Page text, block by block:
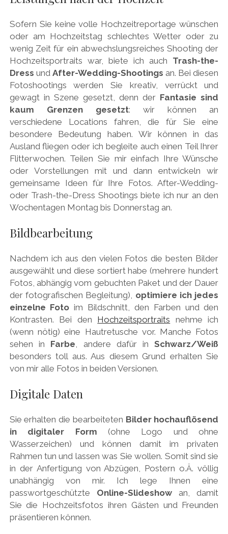
Sofern Sie keine volle Hochzeitreportage wünschen
oder am Hochzeitstag schlechtes Wetter oder zu
wenig Zeit für ein abwechslungsreiches Shooting der
Hochzeitsportraits war, biete ich auch Trash-the-
Dress und After-Wedding-Shootings an. Bei diesen
Fotoshootings werden Sie kreativ, verrückt und
gewagt in Szene gesetzt, denn der Fantasie sind
kaum Grenzen gesetzt: wir können an
verschiedene Locations fahren, die für Sie eine
besondere Bedeutung haben. Wir können in das
Ausland fliegen oder ich begleite auch einen Teil Ihrer
Flitterwochen. Teilen Sie mir einfach Ihre Wünsche
oder Vorstellungen mit und dann entwickeln wir
gemeinsame Ideen für Ihre Fotos. After-Wedding-
oder Trash-the-Dress Shootings biete ich nur an den
Wochentagen Montag bis Donnerstag an.
Bildbearbeitung
Nachdem ich aus den vielen Fotos die besten Bilder
ausgewählt und diese sortiert habe (mehrere hundert
Fotos, abhängig vom gebuchten Paket und der Dauer
der fotografischen Begleitung), optimiere ich jedes
einzelne Foto im Bildschnitt, den Farben und den
Kontrasten. Bei den Hochzeitsportraits nehme ich
(wenn nötig) eine Hautretusche vor. Manche Fotos
sehen in Farbe, andere dafür inSchwarz/Weiß
besonders toll aus. Aus diesem Grund erhalten Sie
von mir alle Fotos in beiden Versionen.
Digitale Daten
Sie erhalten die bearbeiteten Bilder hochauflösend
in digitaler Form (ohne Logo und ohne
Wasserzeichen) und können damit im privaten
Rahmen tun und lassen was Sie wollen. Somit sind sie
in der Anfertigung von Abzügen, Postern o.Ä. völlig
unabhängig von mir. Ich lege Ihnen eine
passwortgeschützte Online-Slideshowan, damit
Sie die Hochzeitsfotos ihren Gästen und Freunden
präsentieren können.